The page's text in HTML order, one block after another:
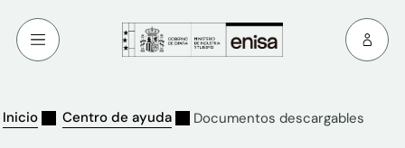
Inicio Centro de ayuda Documentos descargables